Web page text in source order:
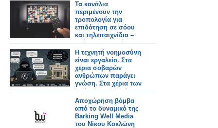
Τα κανάλια
περιμένουν την
τροπολογία για
επιδότηση σε σόου
και τηλεπαιχνίδια –
Κρίσιμες αποφάσεις
για τη νέα σεζόν
Η τεχνητή νοημοσύνη
είναι εργαλείο. Στα
χέρια σοβαρών
ανθρώπων παράγει
γνώση. Στα χέρια των
ασόβαρων, παράγει
απλώς γυαλισμένη
ανοησία.
Αποχώρηση βόμβα
από το δυναμικό της
Barking Well Media
του Νίκου Κοκλώνη